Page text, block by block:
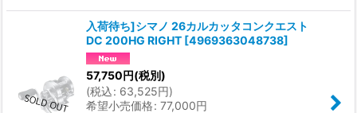
入荷待ち]シマノ 26カルカッタコンクエスト
DC 200HG RIGHT [4969363048738]
57,750円(税別)
(税込: 63,525円)
希望小売価格: 77,000円